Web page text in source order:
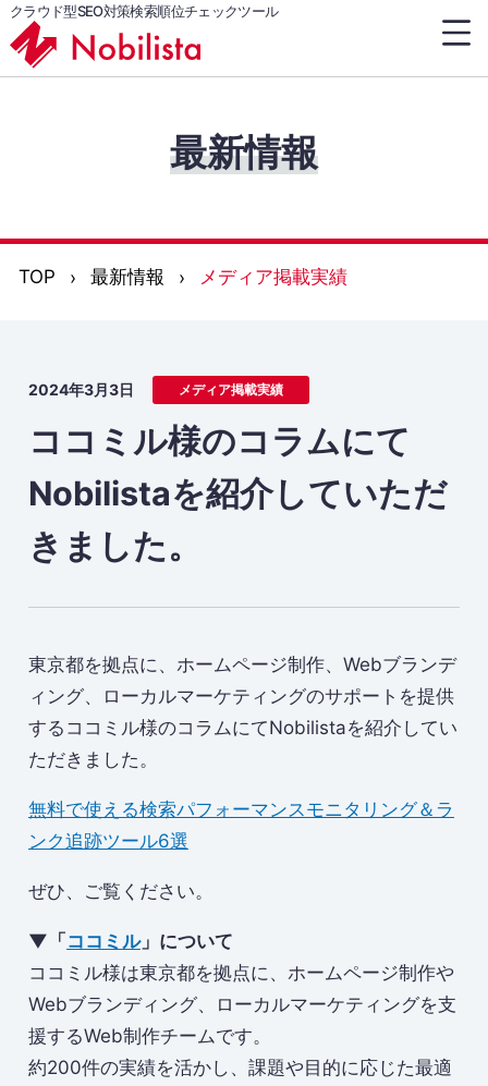
クラウド型SEO対策検索順位チェックツール
最新情報
TOP 最新情報 メディア掲載実績
2024年3月3日 メディア掲載実績
ココミル様のコラムにて
Nobilistaを紹介していただ
きました。
東京都を拠点に、ホームページ制作、Webブランデ
ィング、ローカルマーケティングのサポートを提供
するココミル様のコラムにてNobilistaを紹介してい
ただきました。
無料で使える検索パフォーマンスモニタリング＆ラ
ンク追跡ツール6選
ぜひ、ご覧ください。
▼「ココミル」について
ココミル様は東京都を拠点に、ホームページ制作や
Webブランディング、ローカルマーケティングを支
援するWeb制作チームです。
約200件の実績を活かし、課題や目的に応じた最適